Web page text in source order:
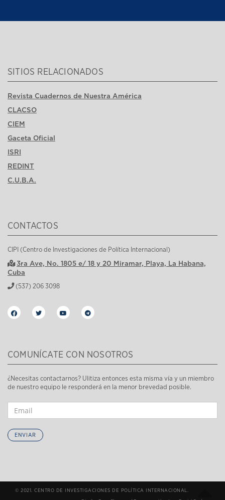
SITIOS RELACIONADOS
Revista Cuadernos de Nuestra América
CLACSO
CIEM
Gaceta Oficial
ISRI
REDINT
C.U.B.A.
CONTACTOS
CIPI (Centro de Investigaciones de Política Internacional)
3ra Ave, No. 1805 e/ 18 y 20 Miramar, Playa, La Habana,
Cuba
(537) 206 3098
COMUNÍCATE CON NOSOTROS
¿Necesitas contactarnos? Ulitiza entonces esta misma vía y un miembro
de nuestro equipo le responderá en la menor brevedad posible.
ENVIAR
© 2021. CENTRO DE INVESTIGACIONES DE POLÍTICA INTERNACIONAL.